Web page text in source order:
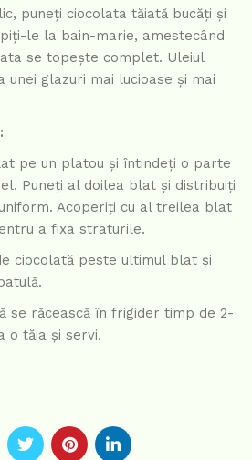
puneți ciocolata tăiată bucăți și
le la bain-marie, amestecând
se topește complet. Uleiul
unei glazuri mai lucioase și mai
pe un platou și întindeți o parte
Puneți al doilea blat și distribuiți
Acoperiți cu al treilea blat
a fixa straturile.
ciocolată peste ultimul blat și
se răcească în frigider timp de 2-
o tăia și servi.